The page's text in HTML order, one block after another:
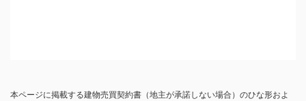
本ページに掲載する建物売買契約書（地主が承諾しない場合）のひな形およ